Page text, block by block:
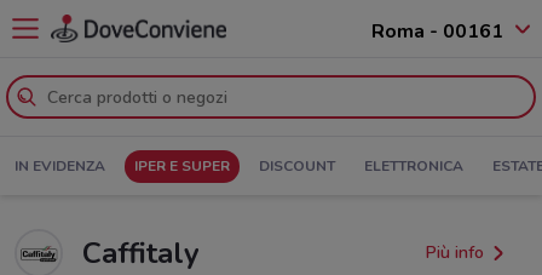
Roma - 00161
IN EVIDENZA IPER E SUPER DISCOUNT ELETTRONICA
Caffitaly Più info